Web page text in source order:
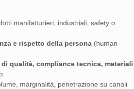
manifatturieri, industriali, safety o
e rispetto della persona (human-
qualità, compliance tecnica, materiali
marginalità, penetrazione su canali